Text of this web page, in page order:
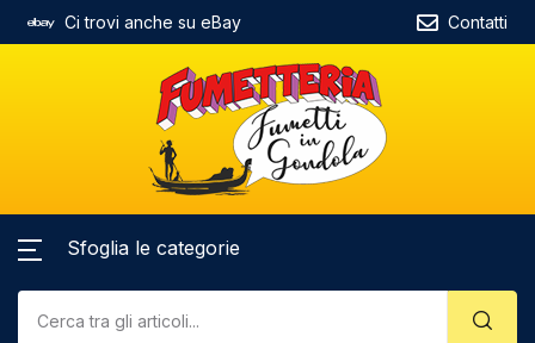
Ci trovi anche su eBay Contatti
Sfoglia le categorie